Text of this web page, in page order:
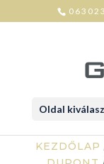
Oldal
KEZDŐLAP